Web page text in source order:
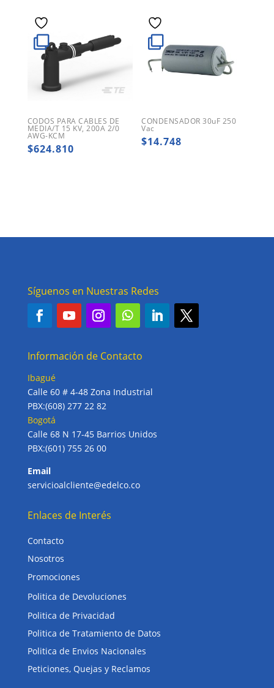
CODOS PARA CABLES DE
MEDIA/T 15 KV, 200A 2/0
AWG-KCM
$624.810
CONDENSADOR 30uF 250
Vac
$14.748
Síguenos en Nuestras Redes
Información de Contacto
Ibagué
Calle 60 # 4-48 Zona Industrial
PBX:(608) 277 22 82
Bogotá
Calle 68 N 17-45 Barrios Unidos
PBX:(601) 755 26 00
Email
servicioalcliente@edelco.co
Enlaces de Interés
Contacto
Nosotros
Promociones
Politica de Devoluciones
Politica de Privacidad
Politica de Tratamiento de Datos
Politica de Envios Nacionales
Peticiones, Quejas y Reclamos